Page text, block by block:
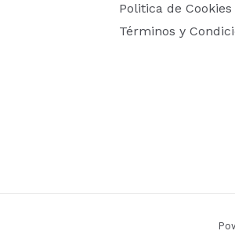
Politica de Cookies
Términos y